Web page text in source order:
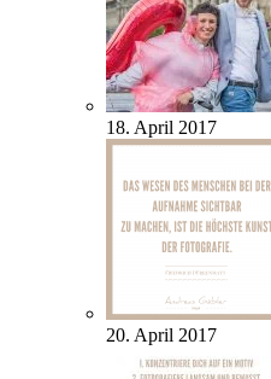
18. April 2017
20. April 2017